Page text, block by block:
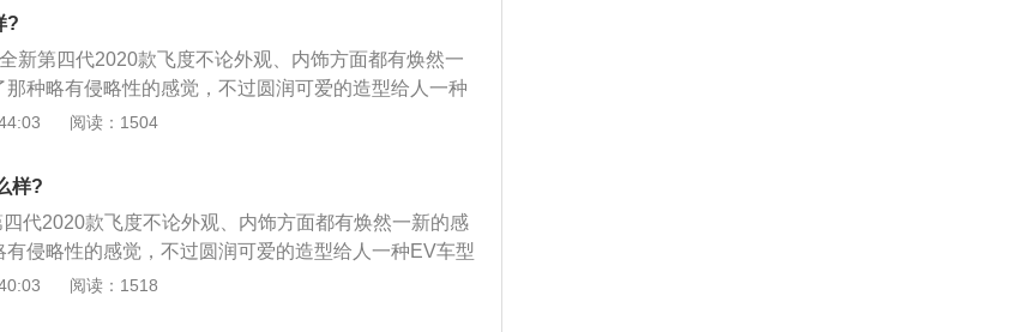
直被吐槽的鼓刹已经换成了碟刹，这也是一个不小的
盖上沿有小鸭尾的设计，像是扰流板一样，拍摄车为
战斗；3、卡罗拉（Corolla），曾用译名“花冠”，是丰田
采用的是米其林轮胎215\/45R17轮胎、TRDSportivo高
运动型轮毂、强化离合器、高性能刹车片则保证其拥
?
新第四代2020款飞度不论外观、内饰方面都有焕然一
种略有侵略性的感觉，不过圆润可爱的造型给人一种
有人愁。内饰方面的改变相信更容易受到年轻人的喜
三缸的，但是也有1.5L混动系统可以选择，这一点倒
了原有的水平。整体来看，全新一代飞度买菜车属性ma
说，交给市场来判决；3、从设计层面来看，全新一代
天差地别。更加圆润饱满的造型设计让它看起来更具
也让它不太像曾经的“平民钢炮”。不过全新换装的混
阅读：1504
样?
代2020款飞度不论外观、内饰方面都有焕然一新的感
侵略性的感觉，不过圆润可爱的造型给人一种EV车型
内饰方面的改变相信更容易受到年轻人的喜爱，液晶
阅读：1518